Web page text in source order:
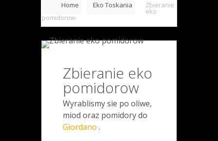
Home Eko Toskania Zbieranie
eko
pomidorow
Zbieranie eko
pomidorow
Wyrablismy sie po oliwe,
miod oraz pomidory do
Giordano .